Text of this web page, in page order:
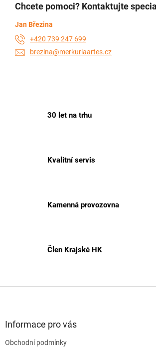
30 let na trhu
Kvalitní servis
Kamenná provozovna
Člen Krajské HK
Chcete pomoci? Kontaktujte
Jan Březina
+420 739 247 699
brezina@merkuriaartes.cz
Informace pro vás
Obchodní podmínky